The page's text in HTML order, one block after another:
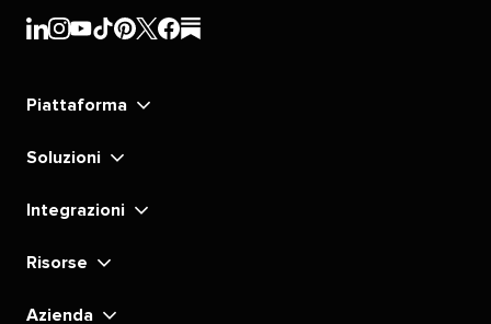
Sprout
LinkedIn​​
Sprout
Instagram​​
Sprout
YouTube​​
Sprout
TikTok​​
Sprout
Pinterest​​
Sprout
Sprout
Sprout
Piattaforma​​
Soluzioni​​
Integrazioni​​
Risorse​​
Azienda​​